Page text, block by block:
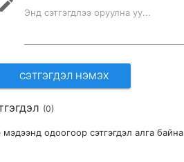
mode_edit Энд сэтгэгдлээ оруулна уу...
(0)
мэдээнд одоогоор сэтгэгдэл алга байна